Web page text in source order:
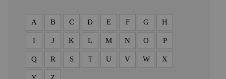
A B C D E F G H
I J K L M N O P
Q R S T U V W X
Y Z